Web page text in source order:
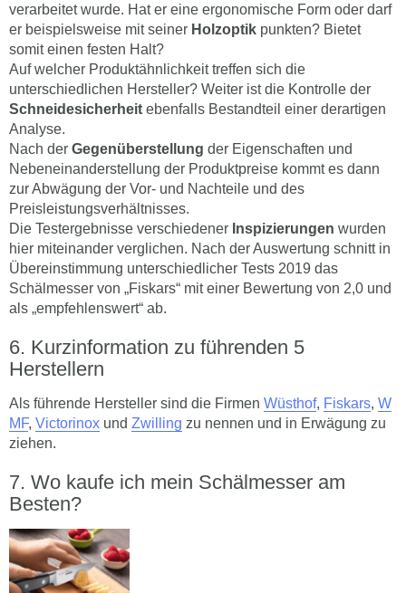
verarbeitet wurde. Hat er eine ergonomische Form oder darf
er beispielsweise mit seiner Holzoptik punkten? Bietet
somit einen festen Halt?
Auf welcher Produktähnlichkeit treffen sich die
unterschiedlichen Hersteller? Weiter ist die Kontrolle der
Schneidesicherheit ebenfalls Bestandteil einer derartigen
Analyse.
Nach der Gegenüberstellung der Eigenschaften und
Nebeneinanderstellung der Produktpreise kommt es dann
zur Abwägung der Vor- und Nachteile und des
Preisleistungsverhältnisses.
Die Testergebnisse verschiedener Inspizierungen wurden
hier miteinander verglichen. Nach der Auswertung schnitt in
Übereinstimmung unterschiedlicher Tests 2019 das
Schälmesser von „Fiskars“ mit einer Bewertung von 2,0 und
als „empfehlenswert“ ab.
Kurzinformation zu führenden 5
Herstellern
Als führende Hersteller sind die Firmen Wüsthof, Fiskars, W
MF, Victorinox und Zwilling zu nennen und in Erwägung zu
ziehen.
Wo kaufe ich mein Schälmesser am
Besten?